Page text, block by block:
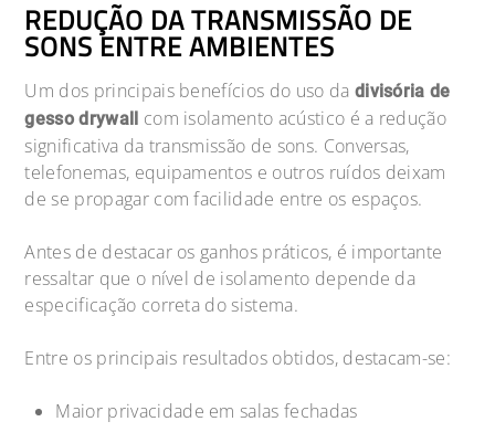
REDUÇÃO DA TRANSMISSÃO DE
SONS ENTRE AMBIENTES
Um dos principais benefícios do uso da divisória de
gesso drywall com isolamento acústico é a redução
significativa da transmissão de sons. Conversas,
telefonemas, equipamentos e outros ruídos deixam
de se propagar com facilidade entre os espaços.
Antes de destacar os ganhos práticos, é importante
ressaltar que o nível de isolamento depende da
especificação correta do sistema.
Entre os principais resultados obtidos, destacam-se:
Maior privacidade em salas fechadas